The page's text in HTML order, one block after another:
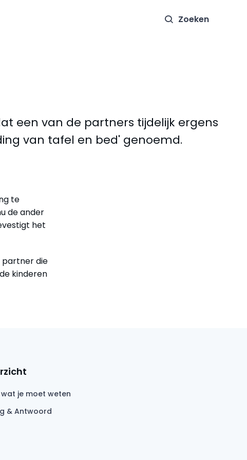
Zoeken
een van de partners tijdelijk ergens
van tafel en bed' genoemd.
te
de ander
het
partner die
kinderen
je moet weten
& Antwoord